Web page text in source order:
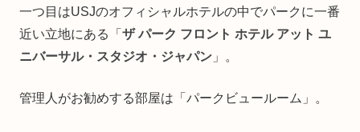
一つ目はUSJのオフィシャルホテルの中でパークに一番
近い立地にある「 ザ パーク フロント ホテル アット ユ
ニバーサル・スタジオ・ジャパン 」。
管理人がお勧めする部屋は「パークビュールーム」。